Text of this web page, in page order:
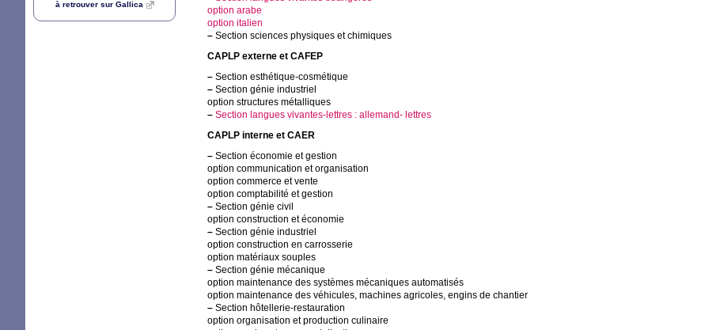
option arabe
option italien
– Section sciences physiques et chimiques
CAPLP externe et CAFEP
– Section esthétique-cosmétique
– Section génie industriel
option structures métalliques
– Section langues vivantes-lettres : allemand- lettres
CAPLP interne et CAER
– Section économie et gestion
option communication et organisation
option commerce et vente
option comptabilité et gestion
– Section génie civil
option construction et économie
– Section génie industriel
option construction en carrosserie
option matériaux souples
– Section génie mécanique
option maintenance des systèmes mécaniques automatisés
option maintenance des véhicules, machines agricoles, engins de chantier
– Section hôtellerie-restauration
option organisation et production culinaire
à retrouver sur Gallica